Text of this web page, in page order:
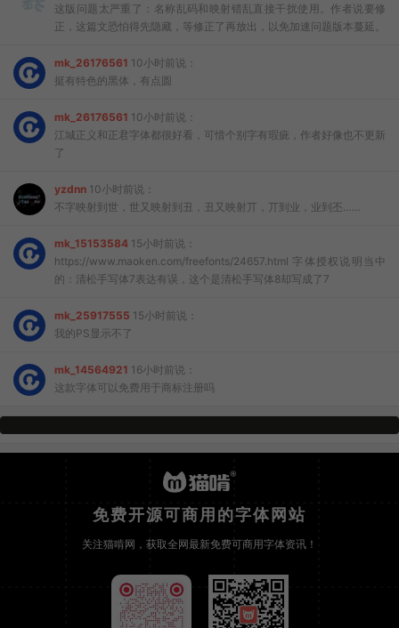
这版问题太严重了：名称乱码和映射错乱直接干扰使用。作者说要修
正，这篇文恐怕得先隐藏，等修正了再放出，以免加速问题版本蔓延。
mk_26176561 10小时前说：
挺有特色的黑体，有点圆
mk_26176561 10小时前说：
江城正义和正君字体都很好看，可惜个别字有瑕疵，作者好像也不更新
了
yzdnn 10小时前说：
不字映射到世，世又映射到丑，丑又映射丌，丌到业，业到丕……
mk_15153584 15小时前说：
https://www.maoken.com/freefonts/24657.html 字体授权说明当中
的：清松手写体7表达有误，这个是清松手写体8却写成了7
mk_25917555 15小时前说：
我的PS显示不了
mk_14564921 16小时前说：
这款字体可以免费用于商标注册吗
免费开源可商用的字体网站
关注猫啃网，获取全网最新免费可商用字体资讯！